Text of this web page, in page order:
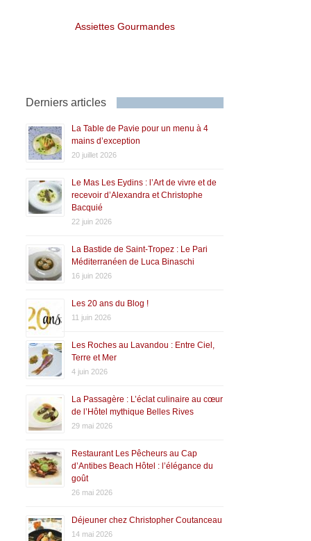
Assiettes Gourmandes
Derniers articles
La Table de Pavie pour un menu à 4
mains d’exception
20 juillet 2026
Le Mas Les Eydins : l’Art de vivre et de
recevoir d’Alexandra et Christophe
Bacquié
22 juin 2026
La Bastide de Saint-Tropez : Le Pari
Méditerranéen de Luca Binaschi
16 juin 2026
Les 20 ans du Blog !
11 juin 2026
Les Roches au Lavandou : Entre Ciel,
Terre et Mer
4 juin 2026
La Passagère : L’éclat culinaire au cœur
de l’Hôtel mythique Belles Rives
29 mai 2026
Restaurant Les Pêcheurs au Cap
d’Antibes Beach Hôtel : l’élégance du
goût
26 mai 2026
Déjeuner chez Christopher Coutanceau
14 mai 2026